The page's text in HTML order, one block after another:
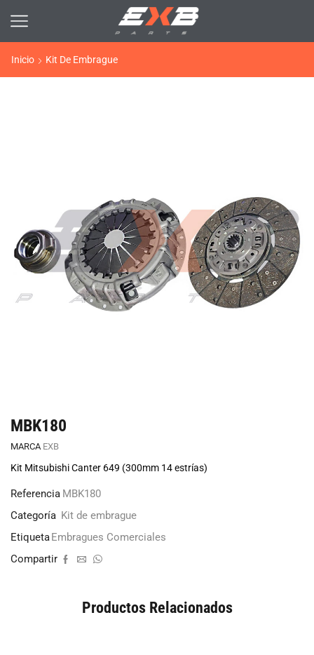
Inicio Kit De Embrague
MBK180
MARCA EXB
Kit Mitsubishi Canter 649 (300mm 14 estrías)
Referencia MBK180
Categoría Kit de embrague
EtiquetaEmbragues Comerciales
Compartir
Productos Relacionados